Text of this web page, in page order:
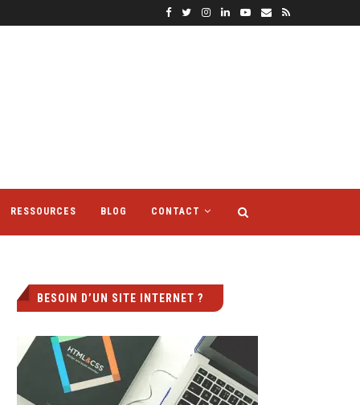
RESSOURCES BLOG CONTACT
BESOIN D’UN SITE INTERNET ?